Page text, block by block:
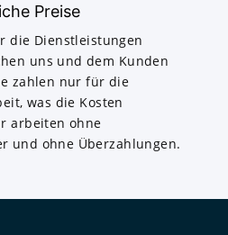
Preise
die Dienstleistungen
uns und dem Kunden
zahlen nur für die
was die Kosten
arbeiten ohne
und ohne Überzahlungen.